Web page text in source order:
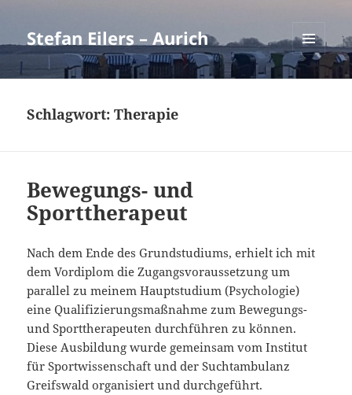
Stefan Eilers – Aurich
MENÜ
Schlagwort:Therapie
Bewegungs- und
Sporttherapeut
Nach dem Ende des Grundstudiums, erhielt ich mit
dem Vordiplom die Zugangsvoraussetzung um
parallel zu meinem Hauptstudium (Psychologie)
eine Qualifizierungsmaßnahme zum Bewegungs-
und Sporttherapeuten durchführen zu können.
Diese Ausbildung wurde gemeinsam vom Institut
für Sportwissenschaft und der Suchtambulanz
Greifswald organisiert und durchgeführt.